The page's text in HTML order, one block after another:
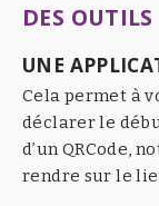
DES
UNE
Cela permet à
déclarer le
d’un QRCode,
rendre sur le